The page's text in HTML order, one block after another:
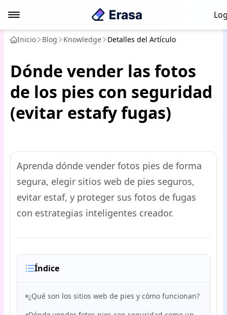
Inicio Blog Knowledge Detalles del Artículo
Dónde vender las fotos
de los pies con seguridad
(evitar estafy fugas)
Aprenda dónde vender fotos pies de forma
segura, elegir sitios web de pies seguros,
evitar estaf, y proteger sus fotos de fugas
con estrategias inteligentes creador.
Índice
¿Qué son los sitios web de pies y cómo funcionan?